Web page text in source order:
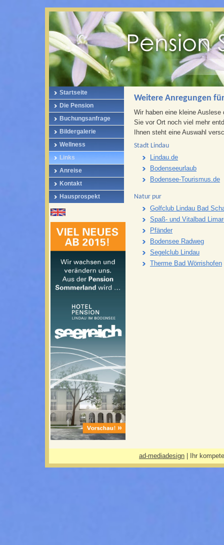
Startseite
Die Pension
Buchungsanfrage
Bildergalerie
Wellness
Links
Anreise
Kontakt
Hausprospekt
Weitere Anregungen
Wir haben eine kleine
Sie vor Ort noch viel mehr
Ihnen steht eine Auswahl
Stadt Lindau
Lindau.de
Bodenseeurlaub
Bodensee-Tourismus.de
Natur pur
Golfclub Lindau Bad
Spaß- und Vitalbad
Pfänder
Bodensee Radweg
Segelclub Lindau
Therme Bad Wörrishofen
ad-mediadesign | Ihr